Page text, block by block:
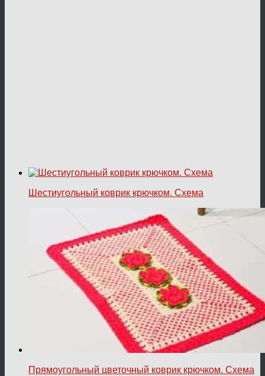
Шестиугольный коврик крючком. Схема
Прямоугольный цветочный коврик крючком. Схема